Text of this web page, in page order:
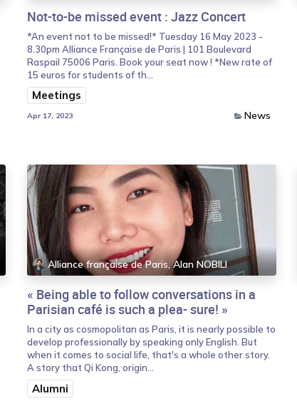
Not-to-be missed event : Jazz Concert
*An event not to be missed!* Tuesday 16 May 2023 -
8.30pm Alliance Française de Paris | 101 Boulevard
Raspail 75006 Paris. Book your seat now ! *New rate of
15 euros for students of th...
Meetings
Apr 17, 2023 News
Alliance française de Paris, Alan NOBILI
« Being able to follow conversations in a
Parisian café is such a plea- sure! »
In a city as cosmopolitan as Paris, it is nearly possible to
develop professionally by speaking only English. But
when it comes to social life, that's a whole other story.
A story that Qi Kong, origin...
Alumni